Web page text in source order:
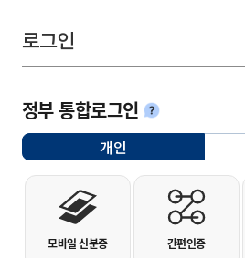
로그인
정부 통합로그인안내
개인선택됨
개인사용자 로그인
모바일 신분증 간편인증